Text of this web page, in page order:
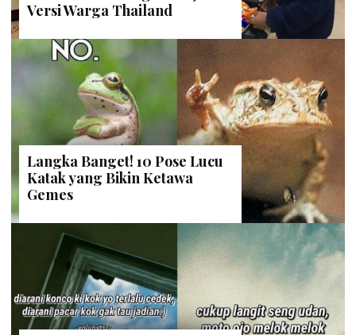
Versi Warga Thailand
Langka Banget! 10 Pose Lucu
Katak yang Bikin Ketawa
Gemes